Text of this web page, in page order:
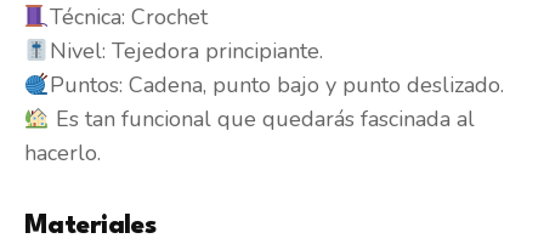
Técnica: Crochet
Nivel: Tejedora principiante.
Puntos: Cadena, punto bajo y punto deslizado.
Es tan funcional que quedarás fascinada al
hacerlo.
Materiales